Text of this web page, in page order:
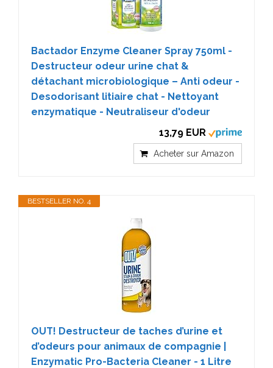
Bactador Enzyme Cleaner Spray 750ml -
Destructeur odeur urine chat &
détachant microbiologique – Anti odeur -
Desodorisant litiaire chat - Nettoyant
enzymatique - Neutraliseur d'odeur
13,79 EUR
Acheter sur Amazon
BESTSELLER NO. 4
OUT! Destructeur de taches d’urine et
d’odeurs pour animaux de compagnie |
Enzymatic Pro-Bacteria Cleaner - 1 Litre